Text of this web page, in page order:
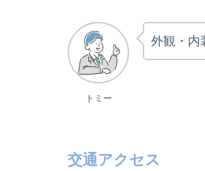
トミー
外観・内
交通アクセス